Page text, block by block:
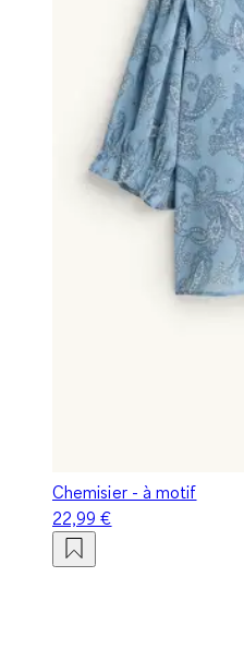
Chemisier - à motif
22,99 €